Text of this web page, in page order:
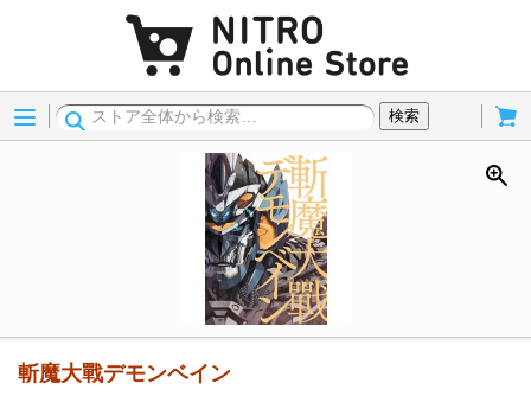
Menu
検索
斬魔大戰デモンベイン